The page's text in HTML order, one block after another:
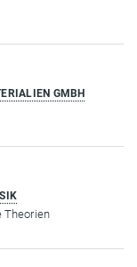
GMBH
Theorien